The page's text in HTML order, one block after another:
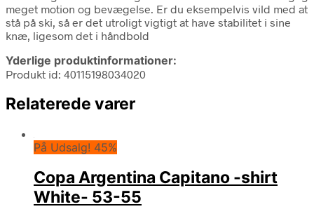
meget motion og bevægelse. Er du eksempelvis vild med at
stå på ski, så er det utroligt vigtigt at have stabilitet i sine
knæ, ligesom det i håndbold
Yderlige produktinformationer:
Produkt id: 40115198034020
Relaterede varer
På Udsalg! 45%
Copa Argentina Capitano -shirt
White- 53-55